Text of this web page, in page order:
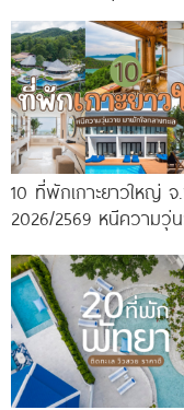
10 ที่พักเกาะยาวใหญ่ จ
2026/2569 หนีความวุ่